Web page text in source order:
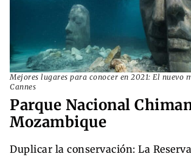
Mejores lugares para conocer en 2021: El nuevo
Cannes
Parque Nacional
Mozambique
Duplicar la conservación: La